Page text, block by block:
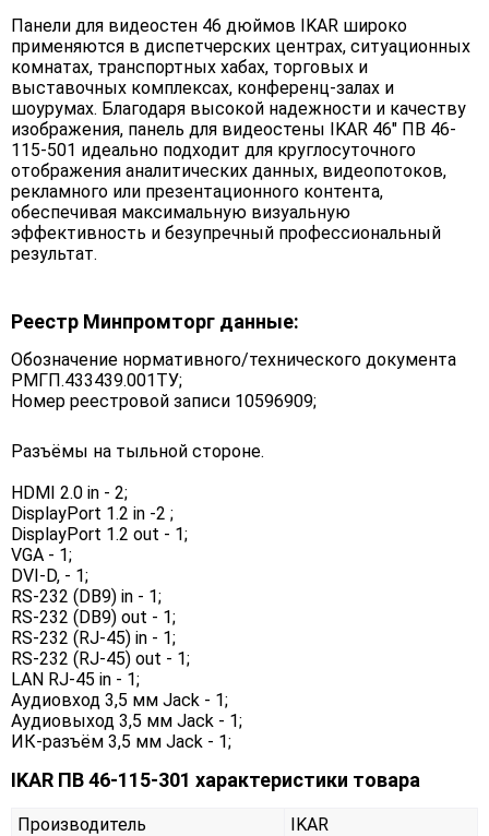
Панели для видеостен 46 дюймов IKAR широко
применяются в диспетчерских центрах, ситуационных
комнатах, транспортных хабах, торговых и
выставочных комплексах, конференц-залах и
шоурумах. Благодаря высокой надежности и качеству
изображения, панель для видеостены IKAR 46" ПВ 46-
115-501 идеально подходит для круглосуточного
отображения аналитических данных, видеопотоков,
рекламного или презентационного контента,
обеспечивая максимальную визуальную
эффективность и безупречный профессиональный
результат.
Реестр Минпромторг данные:
Обозначение нормативного/технического документа
РМГП.433439.001ТУ;
Номер реестровой записи 10596909;
Разъёмы на тыльной стороне.
HDMI 2.0 in - 2;
DisplayPort 1.2 in -2 ;
DisplayPort 1.2 out - 1;
VGA - 1;
DVI-D, - 1;
RS-232 (DB9) in - 1;
RS-232 (DB9) out - 1;
RS-232 (RJ-45) in - 1;
RS-232 (RJ-45) out - 1;
LAN RJ-45 in - 1;
Аудиовход 3,5 мм Jack - 1;
Аудиовыход 3,5 мм Jack - 1;
ИК-разъём 3,5 мм Jack - 1;
IKAR ПВ 46-115-301 характеристики товара
Производитель
IKAR